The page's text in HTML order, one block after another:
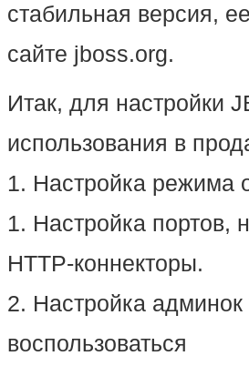
стабильная версия,
сайте jboss.org.
Итак, для настройки
использования в
1. Настройка режима
1. Настройка портов,
HTTP-коннекторы.
2. Настройка
воспользоваться